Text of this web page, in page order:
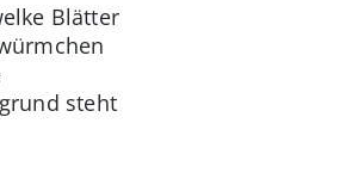
Blätter
steht